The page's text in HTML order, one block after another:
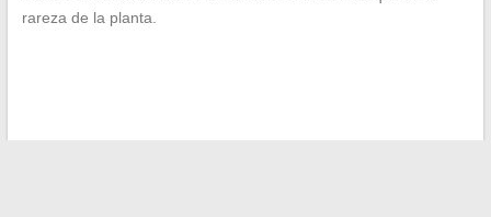
rareza de la planta.